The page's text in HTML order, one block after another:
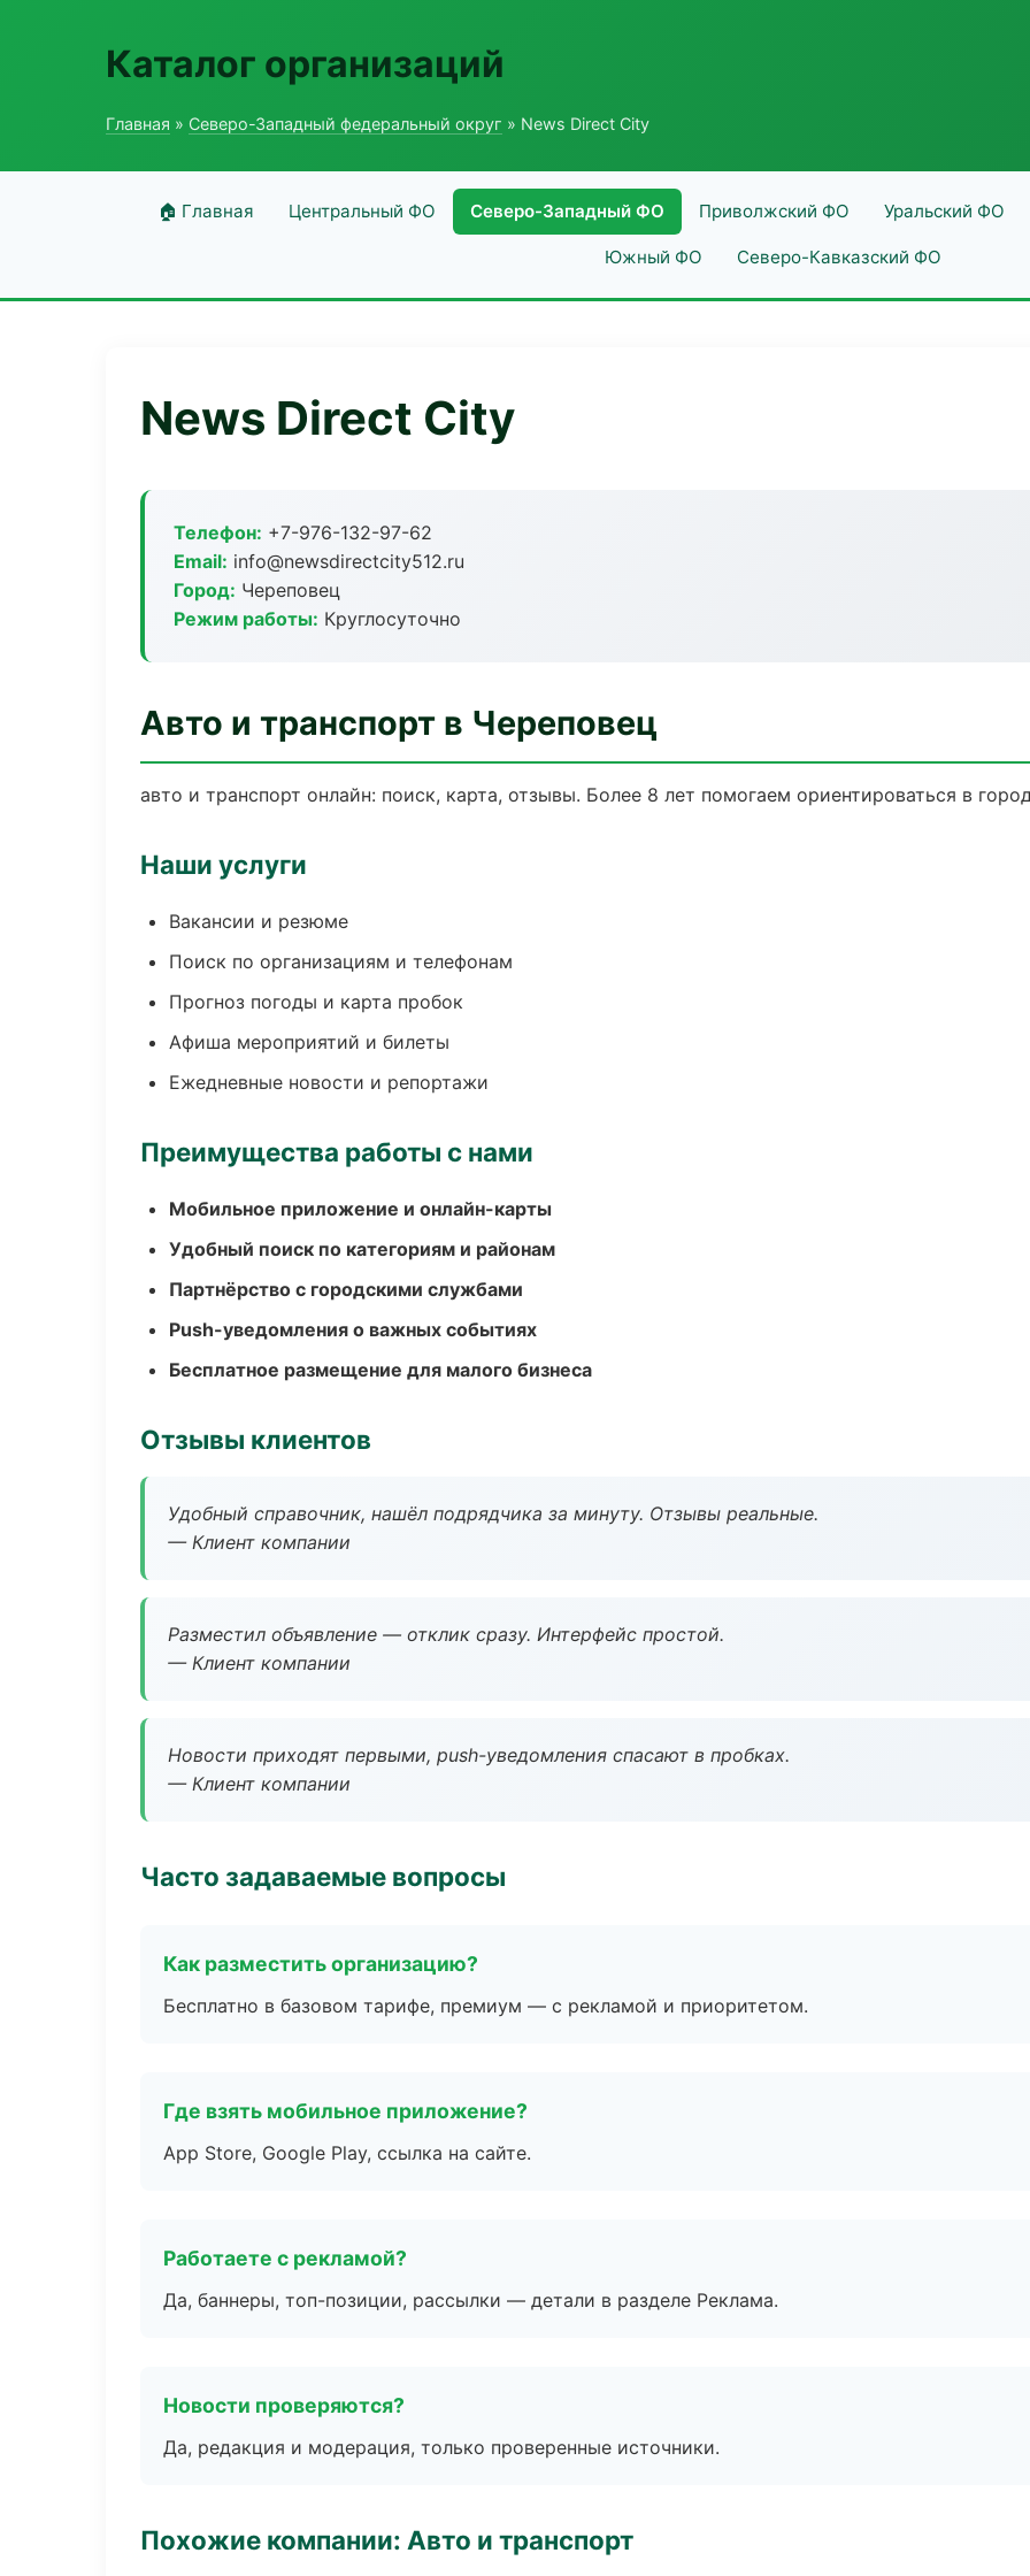
Каталог организаций
Главная » Северо-Западный федеральный округ » News Direct City
🏠 Главная Центральный ФО Северо-Западный ФО Приволжский ФО Уральский ФО
Южный ФО Северо-Кавказский ФО
News Direct City
Телефон: +7-976-132-97-62
Email: info@newsdirectcity512.ru
Город: Череповец
Режим работы: Круглосуточно
Авто и транспорт в Череповец
авто и транспорт онлайн: поиск, карта, отзывы. Более 8 лет помогаем ориентироваться в
Наши услуги
Вакансии и резюме
Поиск по организациям и телефонам
Прогноз погоды и карта пробок
Афиша мероприятий и билеты
Ежедневные новости и репортажи
Преимущества работы с нами
Мобильное приложение и онлайн-карты
Удобный поиск по категориям и районам
Партнёрство с городскими службами
Push-уведомления о важных событиях
Бесплатное размещение для малого бизнеса
Отзывы клиентов
Удобный справочник, нашёл подрядчика за минуту. Отзывы реальные.
— Клиент компании
Разместил объявление — отклик сразу. Интерфейс простой.
— Клиент компании
Новости приходят первыми, push-уведомления спасают в пробках.
— Клиент компании
Часто задаваемые вопросы
Как разместить организацию?
Бесплатно в базовом тарифе, премиум — с рекламой и приоритетом.
Где взять мобильное приложение?
App Store, Google Play, ссылка на сайте.
Работаете с рекламой?
Да, баннеры, топ-позиции, рассылки — детали в разделе Реклама.
Новости проверяются?
Да, редакция и модерация, только проверенные источники.
Похожие компании: Авто и транспорт